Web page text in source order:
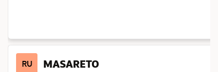
RU MASARETO